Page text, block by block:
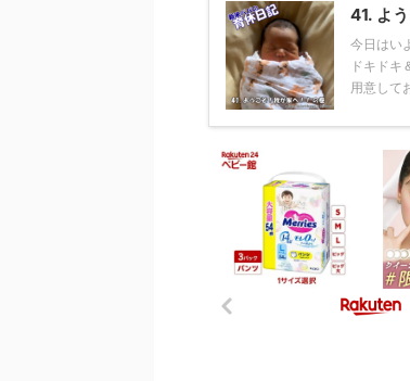
41. よ
今日はい
ドキドキ
用意して